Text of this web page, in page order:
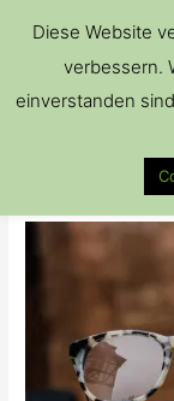
Kommentar
Diese Website
verbessern.
einverstanden